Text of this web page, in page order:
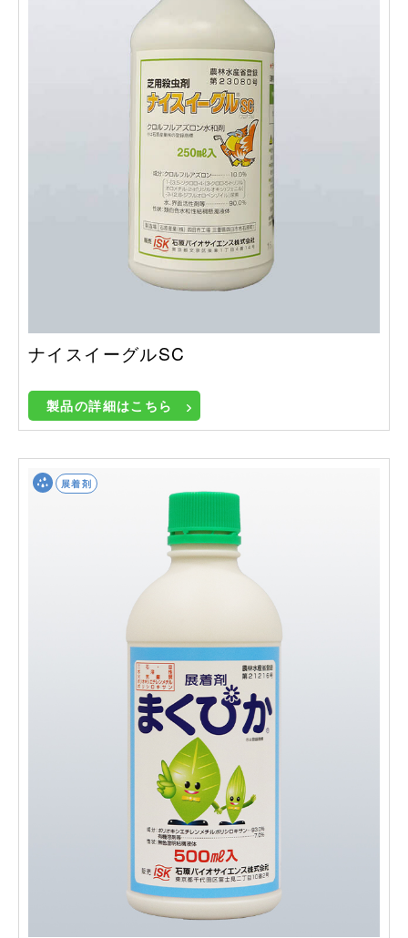
ナイスイーグルSC
製品の詳細はこちら
展着剤